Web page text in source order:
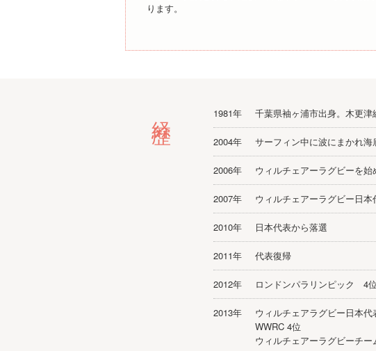
ります。
1981年 千葉県袖ヶ浦市出身。木更津
2004年 サーフィン中に波にまかれ海
2006年 ウィルチェアーラグビーを始
2007年 ウィルチェアーラグビー日本
2010年 日本代表から落選
2011年 代表復帰
2012年 ロンドンパラリンピック 4位
2013年
ウィルチェアラグビー日本代
WWRC 4位
ウィルチェアーラグビーチ